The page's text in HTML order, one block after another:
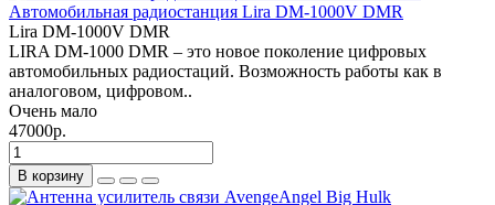
Автомобильная радиостанция Lira DM-1000V DMR
Lira DM-1000V DMR
LIRA DM-1000 DMR – это новое поколение цифровых
автомобильных радиостаций. Возможность работы как в
аналоговом, цифровом..
Очень мало
47000р.
В корзину